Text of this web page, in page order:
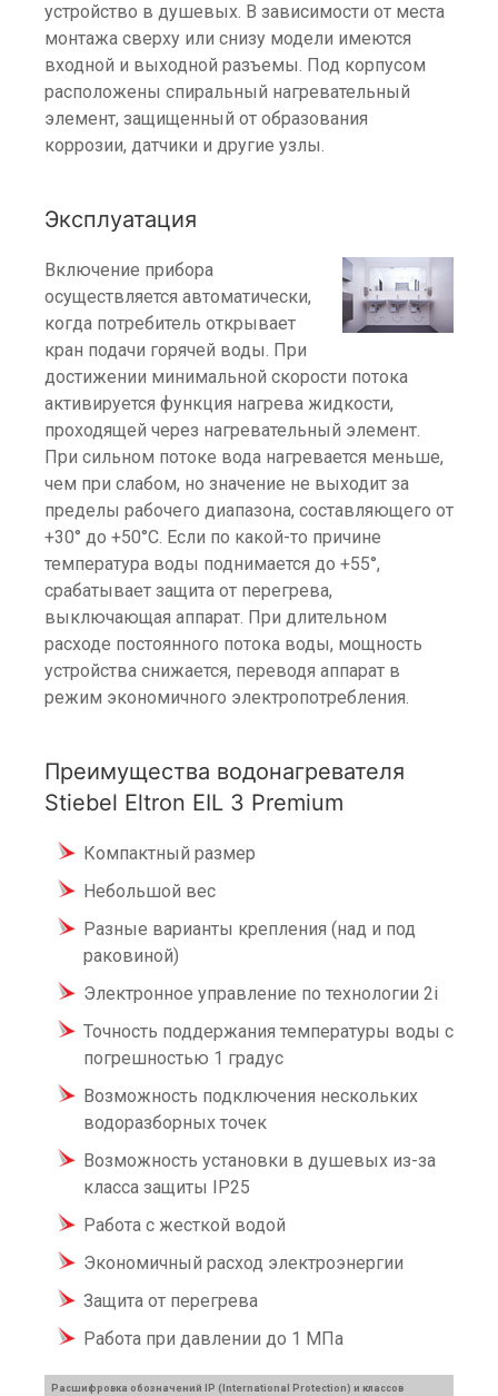
устройство в душевых. В зависимости от места
монтажа сверху или снизу модели имеются
входной и выходной разъемы. Под корпусом
расположены спиральный нагревательный
элемент, защищенный от образования
коррозии, датчики и другие узлы.
Эксплуатация
Включение прибора
осуществляется автоматически,
когда потребитель открывает
кран подачи горячей воды. При
достижении минимальной скорости потока
активируется функция нагрева жидкости,
проходящей через нагревательный элемент.
При сильном потоке вода нагревается меньше,
чем при слабом, но значение не выходит за
пределы рабочего диапазона, составляющего от
+30° до +50°C. Если по какой-то причине
температура воды поднимается до +55°,
срабатывает защита от перегрева,
выключающая аппарат. При длительном
расходе постоянного потока воды, мощность
устройства снижается, переводя аппарат в
режим экономичного электропотребления.
Преимущества водонагревателя
Stiebel Eltron EIL 3 Premium
Компактный размер
Небольшой вес
Разные варианты крепления (над и под
раковиной)
Электронное управление по технологии 2i
Точность поддержания температуры воды с
погрешностью 1 градус
Возможность подключения нескольких
водоразборных точек
Возможность установки в душевых из-за
класса защиты IP25
Работа с жесткой водой
Экономичный расход электроэнергии
Защита от перегрева
Работа при давлении до 1 МПа
Расшифровка обозначений IP (International Protection) и классов